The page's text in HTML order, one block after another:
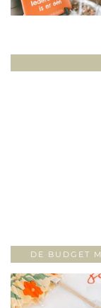
DE BUDGET